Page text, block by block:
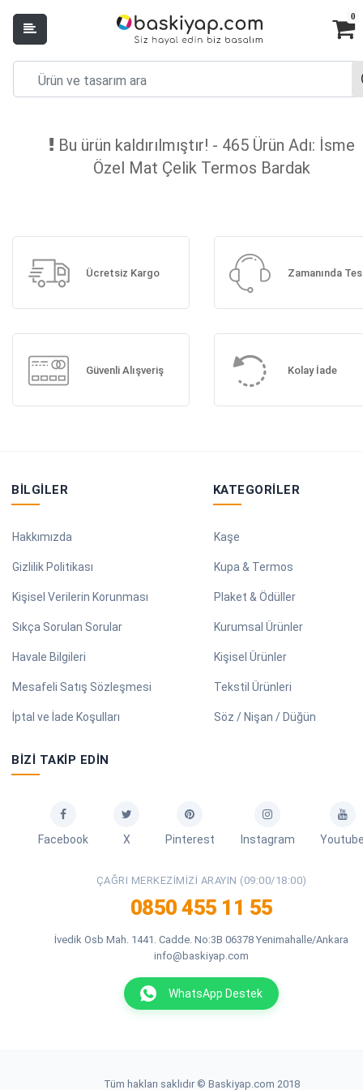
0
Bu ürün kaldırılmıştır! - 465 Ürün Adı: İsme
Özel Mat Çelik Termos Bardak
Ücretsiz Kargo Zamanında
Güvenli Alışveriş Kolay İade
BILGILER
Hakkımızda
Gizlilik Politikası
Kişisel Verilerin Korunması
Sıkça Sorulan Sorular
Havale Bilgileri
Mesafeli Satış Sözleşmesi
İptal ve İade Koşulları
KATEGORILER
Kaşe
Kupa & Termos
Plaket & Ödüller
Kurumsal Ürünler
Kişisel Ürünler
Tekstil Ürünleri
Söz / Nişan / Düğün
BIZI TAKIP EDIN
Facebook X Pinterest Instagram
ÇAĞRI MERKEZIMIZI ARAYIN (09:00/18:00)
0850 455 11 55
İvedik Osb Mah. 1441. Cadde. No:3B 06378 Yenimahalle/Ankara
info@baskiyap.com
WhatsApp Destek
Tüm hakları saklıdır © Baskiyap.com 2018